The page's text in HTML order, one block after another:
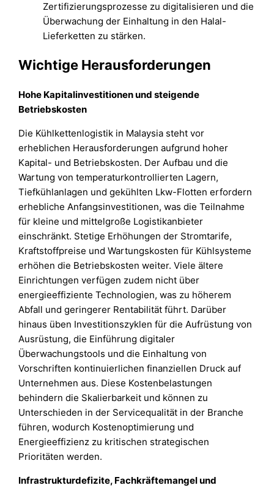
Zertifizierungsprozesse zu digitalisieren und die
Überwachung der Einhaltung in den Halal-
Lieferketten zu stärken.
Wichtige Herausforderungen
Hohe Kapitalinvestitionen und steigende
Betriebskosten
Die Kühlkettenlogistik in Malaysia steht vor
erheblichen Herausforderungen aufgrund hoher
Kapital- und Betriebskosten. Der Aufbau und die
Wartung von temperaturkontrollierten Lagern,
Tiefkühlanlagen und gekühlten Lkw-Flotten erfordern
erhebliche Anfangsinvestitionen, was die Teilnahme
für kleine und mittelgroße Logistikanbieter
einschränkt. Stetige Erhöhungen der Stromtarife,
Kraftstoffpreise und Wartungskosten für Kühlsysteme
erhöhen die Betriebskosten weiter. Viele ältere
Einrichtungen verfügen zudem nicht über
energieeffiziente Technologien, was zu höherem
Abfall und geringerer Rentabilität führt. Darüber
hinaus üben Investitionszyklen für die Aufrüstung von
Ausrüstung, die Einführung digitaler
Überwachungstools und die Einhaltung von
Vorschriften kontinuierlichen finanziellen Druck auf
Unternehmen aus. Diese Kostenbelastungen
behindern die Skalierbarkeit und können zu
Unterschieden in der Servicequalität in der Branche
führen, wodurch Kostenoptimierung und
Energieeffizienz zu kritischen strategischen
Prioritäten werden.
Infrastrukturdefizite, Fachkräftemangel und